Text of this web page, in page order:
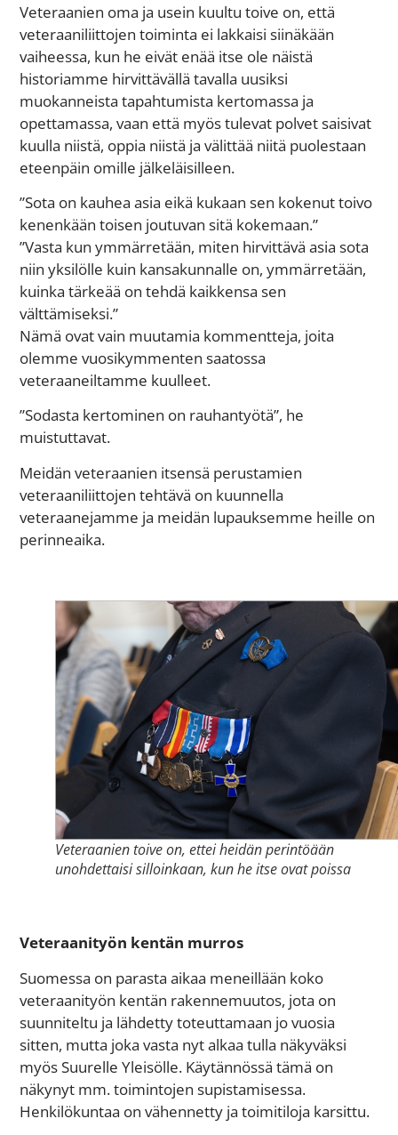
Veteraanien oma ja usein kuultu toive on, että
veteraaniliittojen toiminta ei lakkaisi siinäkään
vaiheessa, kun he eivät enää itse ole näistä
historiamme hirvittävällä tavalla uusiksi
muokanneista tapahtumista kertomassa ja
opettamassa, vaan että myös tulevat polvet saisivat
kuulla niistä, oppia niistä ja välittää niitä puolestaan
eteenpäin omille jälkeläisilleen.
”Sota on kauhea asia eikä kukaan sen kokenut toivo
kenenkään toisen joutuvan sitä kokemaan.”
”Vasta kun ymmärretään, miten hirvittävä asia sota
niin yksilölle kuin kansakunnalle on, ymmärretään,
kuinka tärkeää on tehdä kaikkensa sen
välttämiseksi.”
Nämä ovat vain muutamia kommentteja, joita
olemme vuosikymmenten saatossa
veteraaneiltamme kuulleet.
”Sodasta kertominen on rauhantyötä”, he
muistuttavat.
Meidän veteraanien itsensä perustamien
veteraaniliittojen tehtävä on kuunnella
veteraanejamme ja meidän lupauksemme heille on
perinneaika.
Veteraanien toive on, ettei heidän perintöään
unohdettaisi silloinkaan, kun he itse ovat poissa
Veteraanityön kentän murros
Suomessa on parasta aikaa meneillään koko
veteraanityön kentän rakennemuutos, jota on
suunniteltu ja lähdetty toteuttamaan jo vuosia
sitten, mutta joka vasta nyt alkaa tulla näkyväksi
myös Suurelle Yleisölle. Käytännössä tämä on
näkynyt mm. toimintojen supistamisessa.
Henkilökuntaa on vähennetty ja toimitiloja karsittu.